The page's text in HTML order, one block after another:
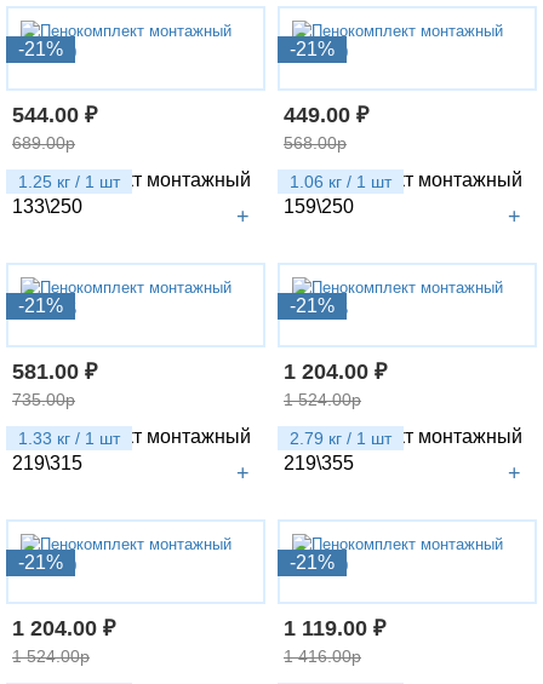
-21%
1.25 кг / 1 шт
544.00 ₽
+
689.00р
Пенокомплект монтажный
133\250
-21%
1.06 кг / 1 шт
449.00 ₽
+
568.00р
Пенокомплект монтажный
159\250
-21%
1.33 кг / 1 шт
581.00 ₽
+
735.00р
Пенокомплект монтажный
219\315
-21%
2.79 кг / 1 шт
1 204.00 ₽
+
1 524.00р
Пенокомплект монтажный
219\355
-21%
1 204.00 ₽
1 524.00р
-21%
1 119.00 ₽
1 416.00р